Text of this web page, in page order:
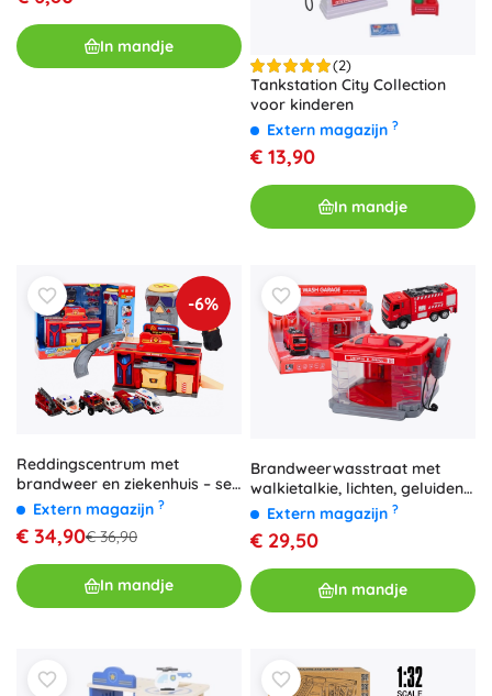
In mandje
(2)
Tankstation City Collection
voor kinderen
Extern magazijn ?
€ 13,90
In mandje
-6%
Reddingscentrum met
brandweer en ziekenhuis – set
van 6 voertuigen
Extern magazijn ?
€ 34,90€ 36,90
In mandje
Brandweerwasstraat met
walkietalkie, lichten, geluiden
en watereffect
Extern magazijn ?
€ 29,50
In mandje